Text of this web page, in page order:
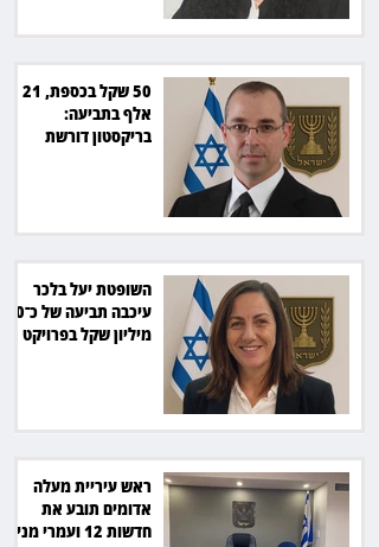
50 שקל בכספת, 21
אלף בתביעה:
בריקסטון דורשת
השופטת יעל בלכר
עיכבה תביעה של כ־40
מיליון שקל בפרויקט
ראש עיריית מעלה
אדומים תובע את
חדשות 12 ועמרי מניב